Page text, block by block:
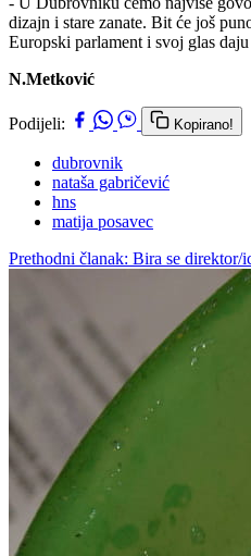
dizajn i stare zanate. Bit će još
Europski parlament i svoj glas
N.Metković
Podijeli: Kopirano!
dubrovnik
nataša gabričević
hns
matija posavec
Prethodni članak: Bira se direktor/